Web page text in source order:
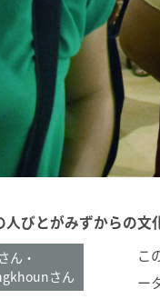
人びとがみずからの文
ん・
さん
こ
ー